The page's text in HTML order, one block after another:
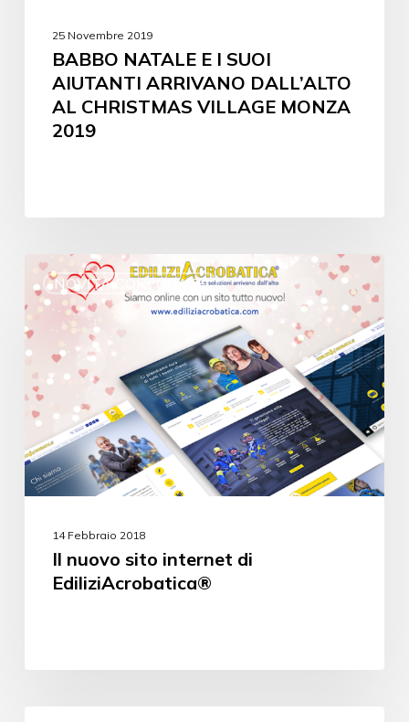
25 Novembre 2019
BABBO NATALE E I SUOI
AIUTANTI ARRIVANO DALL’ALTO
AL CHRISTMAS VILLAGE MONZA
2019
NOVITÀ CORPORATE
14 Febbraio 2018
Il nuovo sito internet di
EdiliziAcrobatica®